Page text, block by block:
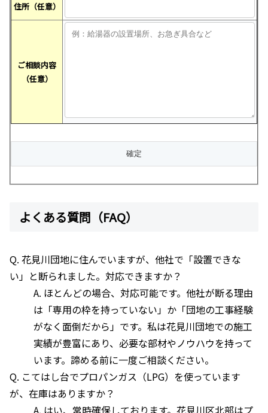
住所（任意）
ご相談内容
（任意）
よくある質問（FAQ）
Q. 花見川団地に住んでいますが、他社で「設置できな
い」と断られました。対応できますか？
A. ほとんどの場合、対応可能です。他社が断る理由
は「専用の枠を持っていない」か「団地の工事経験
がなく面倒だから」です。私は花見川団地での施工
実績が豊富にあり、必要な部材やノウハウを持って
います。諦める前に一度ご相談ください。
Q. こてはし台でプロパンガス（LPG）を使っています
が、在庫はありますか？
A. はい、常時確保しております。花見川区北部はプ